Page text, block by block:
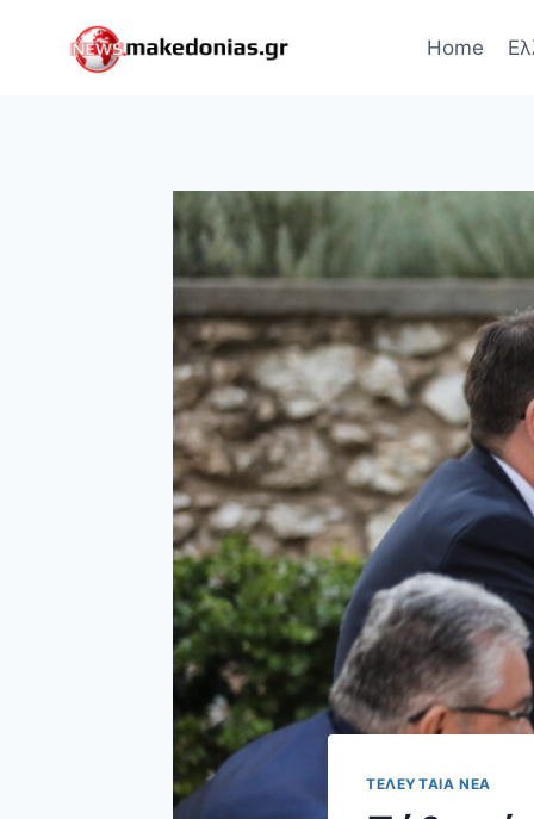
Home
ΤΕΛΕΥΤΑΊΑ ΝΈΑ